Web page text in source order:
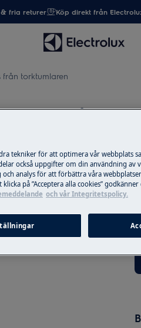
fria returer Köp direkt från
från torktumlaren
hörs från
tekniker för att optimera vår webbplats
också uppgifter om din användning av
och analys för att förbättra våra
på ”Acceptera alla cookies”
och vår Integritetspolicy.